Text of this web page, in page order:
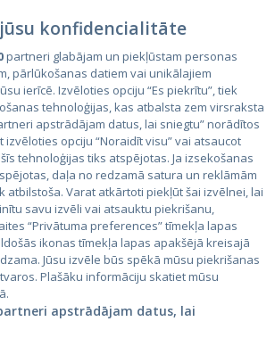
konfidencialitāte
partneri glabājam un piekļūstam personas
pārlūkošanas datiem vai unikālajiem
ierīcē. Izvēloties opciju “Es piekrītu”, tiek
tehnoloģijas, kas atbalsta zem virsraksta
apstrādājam datus, lai sniegtu” norādītos
izvēloties opciju “Noraidīt visu” vai atsaucot
tehnoloģijas tiks atspējotas. Ja izsekošanas
daļa no redzamā satura un reklāmām
atbilstoša. Varat atkārtoti piekļūt šai izvēlnei, lai
savu izvēli vai atsauktu piekrišanu,
“Privātuma preferences” tīmekļa lapas
ikonas tīmekļa lapas apakšējā kreisajā
Jūsu izvēle būs spēkā mūsu piekrišanas
Plašāku informāciju skatiet mūsu
apstrādājam datus, lai